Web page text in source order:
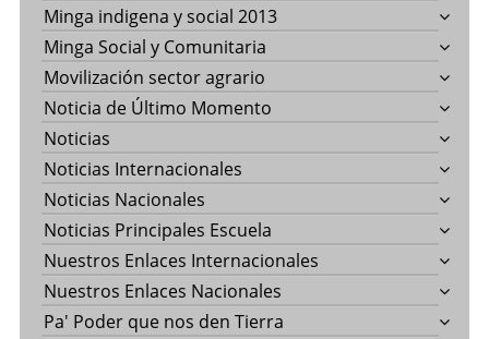
Minga indigena y social 2013
Minga Social y Comunitaria
Movilización sector agrario
Noticia de Último Momento
Noticias
Noticias Internacionales
Noticias Nacionales
Noticias Principales Escuela
Nuestros Enlaces Internacionales
Nuestros Enlaces Nacionales
Pa' Poder que nos den Tierra